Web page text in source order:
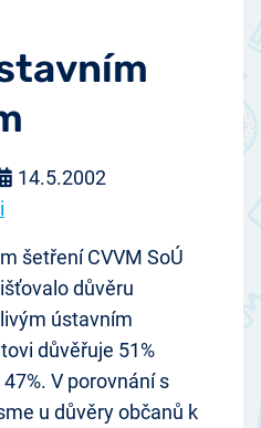
14.5.2002
šetření CVVM SoÚ
důvěru
ústavním
důvěřuje 51%
V porovnání s
u důvěry občanů k